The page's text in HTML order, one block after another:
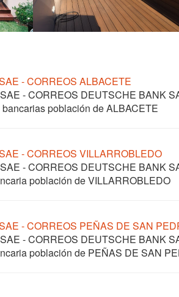
- CORREOS ALBACETE
- CORREOS DEUTSCHE BANK
población de ALBACETE
- CORREOS VILLARROBLEDO
- CORREOS DEUTSCHE BANK
población de VILLARROBLEDO
- CORREOS PEÑAS DE SAN
- CORREOS DEUTSCHE BANK
población de PEÑAS DE SAN